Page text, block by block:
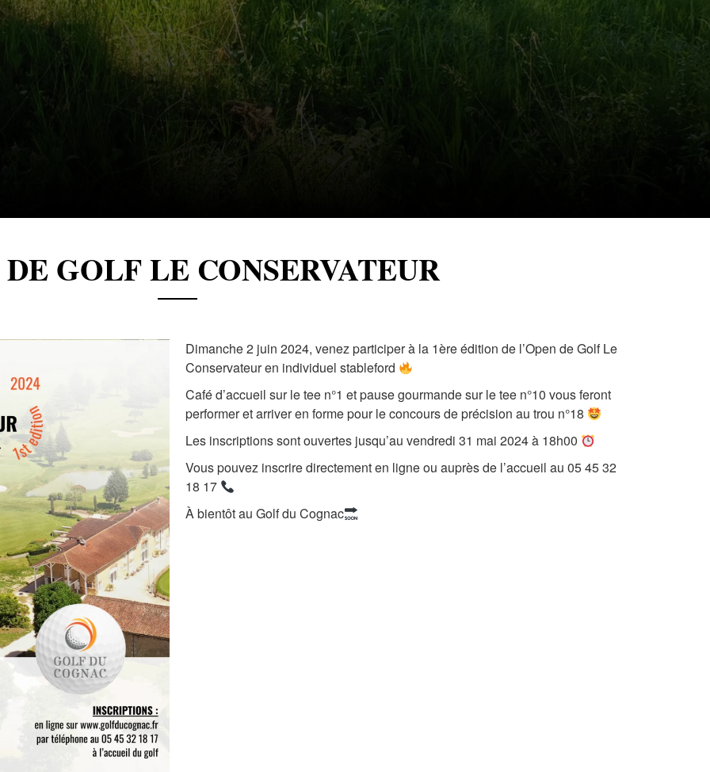
GOLF LE CONSERVATEUR
Dimanche 2 juin 2024, venez participer à la 1ère édition de l’Open de Golf Le
Conservateur en individuel stableford
Café d’accueil sur le tee n°1 et pause gourmande sur le tee n°10 vous feront
performer et arriver en forme pour le concours de précision au trou n°18
Les inscriptions sont ouvertes jusqu’au vendredi 31 mai 2024 à 18h00
Vous pouvez inscrire directement en ligne ou auprès de l’accueil au 05 45 32
18 17
À bientôt au Golf du Cognac